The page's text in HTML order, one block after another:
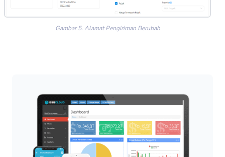
Gambar 5. Alamat Pengiriman Berubah